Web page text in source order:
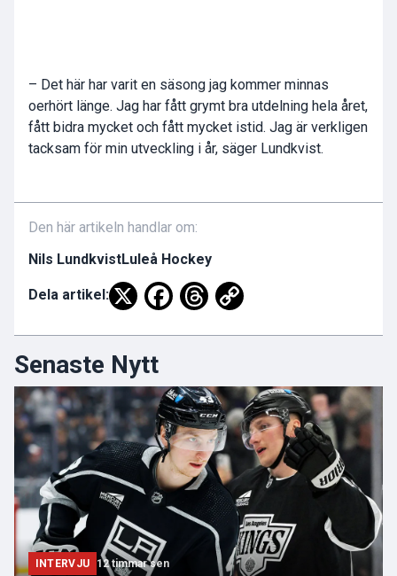
– Det här har varit en säsong jag kommer minnas
oerhört länge. Jag har fått grymt bra utdelning hela året,
fått bidra mycket och fått mycket istid. Jag är verkligen
tacksam för min utveckling i år, säger Lundkvist.
Den här artikeln handlar om:
Nils LundkvistLuleå Hockey
Dela artikel:
Senaste Nytt
INTERVJU 12 timmar sen